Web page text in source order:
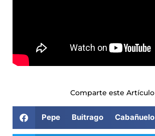
Comparte este Artículo
Pepe Buitrago